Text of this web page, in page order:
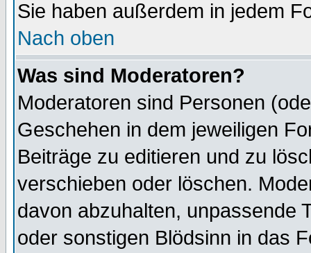
Sie haben außerdem in jedem
Nach oben
Was sind Moderatoren?
Moderatoren sind Personen
Geschehen in dem jeweiligen
Beiträge zu editieren und zu
verschieben oder löschen.
davon abzuhalten, unpassende
oder sonstigen Blödsinn in das